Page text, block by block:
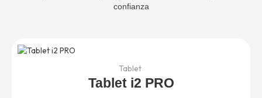
confianza
Tablet
Tablet i2 PRO
original
era:
es: